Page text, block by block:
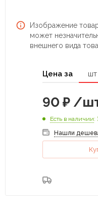
Изображение
может
внешнего вида
Цена за шт
90 ₽ /
Есть в наличии:
Нашли